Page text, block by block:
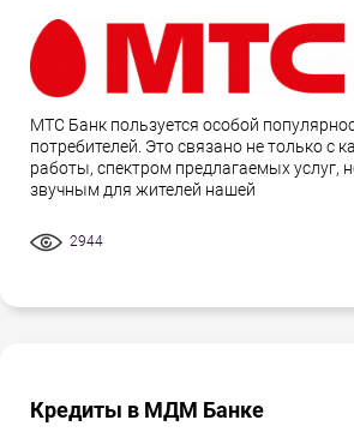
МТС Банк пользуется особой
потребителей. Это связано не только с
работы, спектром предлагаемых услуг,
звучным для жителей нашей
2944
Кредиты в МДМ Банке